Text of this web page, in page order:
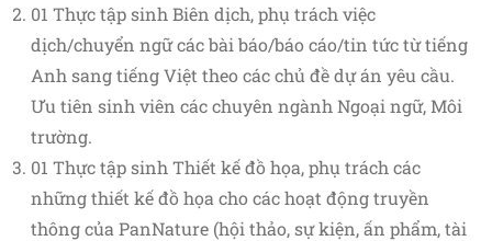
01 Thực tập sinh Biên dịch, phụ trách việc
dịch/chuyển ngữ các bài báo/báo cáo/tin tức từ tiếng
Anh sang tiếng Việt theo các chủ đề dự án yêu cầu.
Ưu tiên sinh viên các chuyên ngành Ngoại ngữ, Môi
trường.
01 Thực tập sinh Thiết kế đồ họa, phụ trách các
những thiết kế đồ họa cho các hoạt động truyền
thông của PanNature (hội thảo, sự kiện, ấn phẩm, tài